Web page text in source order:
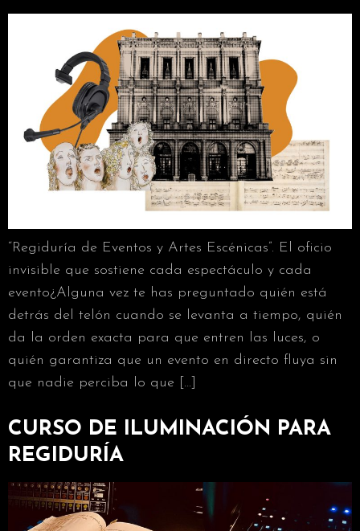
“Regiduría de Eventos y Artes Escénicas”. El oficio
invisible que sostiene cada espectáculo y cada
evento¿Alguna vez te has preguntado quién está
detrás del telón cuando se levanta a tiempo, quién
da la orden exacta para que entren las luces, o
quién garantiza que un evento en directo fluya sin
que nadie perciba lo que […]
CURSO DE ILUMINACIÓN PARA
REGIDURÍA